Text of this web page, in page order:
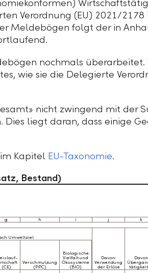
Verordnung (EU) 2021/
Meldebögen folgt der in
nochmals überarbeitet.
wie sie die Delegierte
nicht zwingend mit der
liegt daran, dass einige
Kapitel EU-Taxonomie.
Bestand)
g h i j k
Umweltziel
Davon:
Verwendung
der Erlöse
Davon
(CE)
Verschmutzung
(PPC)
Biologische
Vielfalt und
Ökosysteme
(BIO)